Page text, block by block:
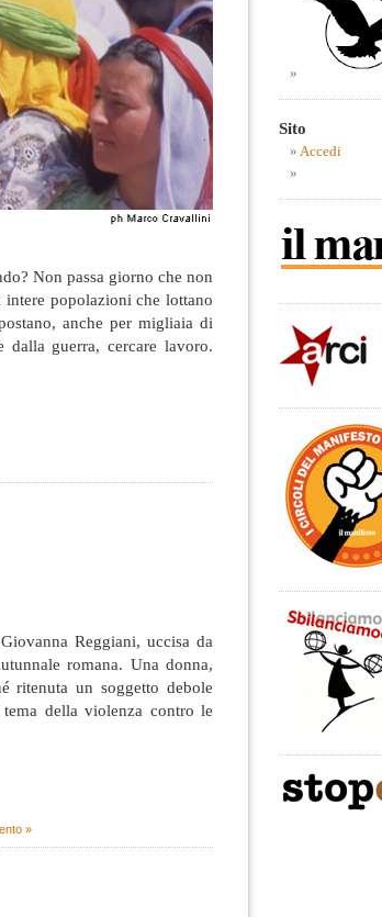
Non passa giorno che non
popolazioni che lottano
anche per migliaia di
guerra, cercare lavoro.
Reggiani, uccisa da
romana. Una donna,
ritenuta un soggetto debole
della violenza contro le
»
Sito
Accedi